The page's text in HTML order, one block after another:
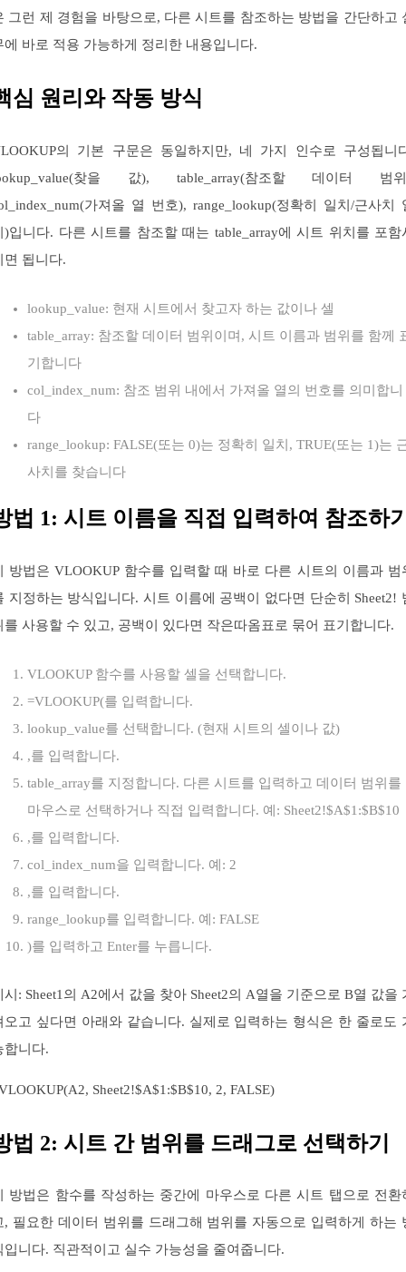
그런 제 경험을 바탕으로, 다른 시트를 참조하는 방법을 간단하고
에 바로 적용 가능하게 정리한 내용입니다.
심 원리와 작동 방식
의 기본 구문은 동일하지만, 네 가지 인수로 구성됩니
찾을 값), table_array(참조할 데이터 범
가져올 열 번호), range_lookup(정확히 일치/근사치
)입니다. 다른 시트를 참조할 때는 table_array에 시트 위치를 포함
면 됩니다.
lookup_value: 현재 시트에서 찾고자 하는 값이나 셀
table_array: 참조할 데이터 범위이며, 시트 이름과 범위를 함께
기합니다
col_index_num: 참조 범위 내에서 가져올 열의 번호를 의미합니
다
range_lookup: FALSE(또는 0)는 정확히 일치, TRUE(또는 1)는
사치를 찾습니다
법 1: 시트 이름을 직접 입력하여 참조하
방법은 VLOOKUP 함수를 입력할 때 바로 다른 시트의 이름과 범
지정하는 방식입니다. 시트 이름에 공백이 없다면 단순히 Sheet2!
를 사용할 수 있고, 공백이 있다면 작은따옴표로 묶어 표기합니다.
VLOOKUP 함수를 사용할 셀을 선택합니다.
=VLOOKUP(를 입력합니다.
lookup_value를 선택합니다. (현재 시트의 셀이나 값)
,를 입력합니다.
table_array를 지정합니다. 다른 시트를 입력하고 데이터 범위를
마우스로 선택하거나 직접 입력합니다. 예: Sheet2!$A$1:$B$10
,를 입력합니다.
col_index_num을 입력합니다. 예: 2
,를 입력합니다.
range_lookup를 입력합니다. 예: FALSE
)를 입력하고 Enter를 누릅니다.
시: Sheet1의 A2에서 값을 찾아 Sheet2의 A열을 기준으로 B열 값을
오고 싶다면 아래와 같습니다. 실제로 입력하는 형식은 한 줄로도
합니다.
Sheet2!$A$1:$B$10, 2, FALSE)
법 2: 시트 간 범위를 드래그로 선택하기
방법은 함수를 작성하는 중간에 마우스로 다른 시트 탭으로 전환
, 필요한 데이터 범위를 드래그해 범위를 자동으로 입력하게 하는
입니다. 직관적이고 실수 가능성을 줄여줍니다.